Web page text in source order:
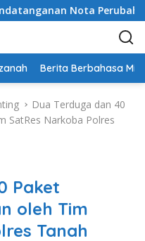
Nota Perubahan
Berita Berbahasa
Dua Terduga dan 40
SatRes Narkoba Polres
Paket
oleh Tim
Tanah